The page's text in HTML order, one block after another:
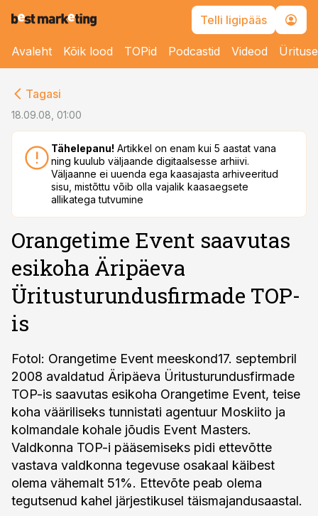
Telli ligipääs
Avaleht Kõik lood TOPid Podcastid Videod
Tagasi
18.09.08, 01:00
Tähelepanu! Artikkel on enam kui 5 aastat vana
ning kuulub väljaande digitaalsesse arhiivi.
Väljaanne ei uuenda ega kaasajasta arhiveeritud
sisu, mistõttu võib olla vajalik kaasaegsete
allikatega tutvumine
Orangetime Event saavutas
esikoha Äripäeva
Üritusturundusfirmade TOP-
is
Fotol: Orangetime Event meeskond17. septembril
2008 avaldatud Äripäeva Üritusturundusfirmade
TOP-is saavutas esikoha Orangetime Event, teise
koha vääriliseks tunnistati agentuur Moskiito ja
kolmandale kohale jõudis Event Masters.
Valdkonna TOP-i pääsemiseks pidi ettevõtte
vastava valdkonna tegevuse osakaal käibest
olema vähemalt 51%. Ettevõte peab olema
tegutsenud kahel järjestikusel täismajandusaastal.